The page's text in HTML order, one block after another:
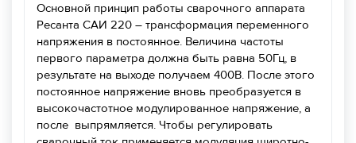
Основной принцип работы сварочного аппарата
Ресанта САИ 220 – трансформация переменного
напряжения в постоянное. Величина частоты
первого параметра должна быть равна 50Гц, в
результате на выходе получаем 400В. После этого
постоянное напряжение вновь преобразуется в
высокочастотное модулированное напряжение, а
после выпрямляется. Чтобы регулировать